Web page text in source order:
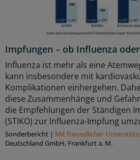
Impfungen – ob Influenza
Influenza ist mehr als eine
kann insbesondere mit
Komplikationen einhergehen.
diese Zusammenhänge und
die Empfehlungen der Ständigen
(STIKO) zur Influenza-Impfung
Sonderbericht | Mit freundlicher
Deutschland GmbH, Frankfurt a. M.